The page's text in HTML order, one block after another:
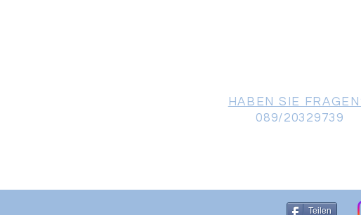
HABEN SIE
089/20329739
Teilen